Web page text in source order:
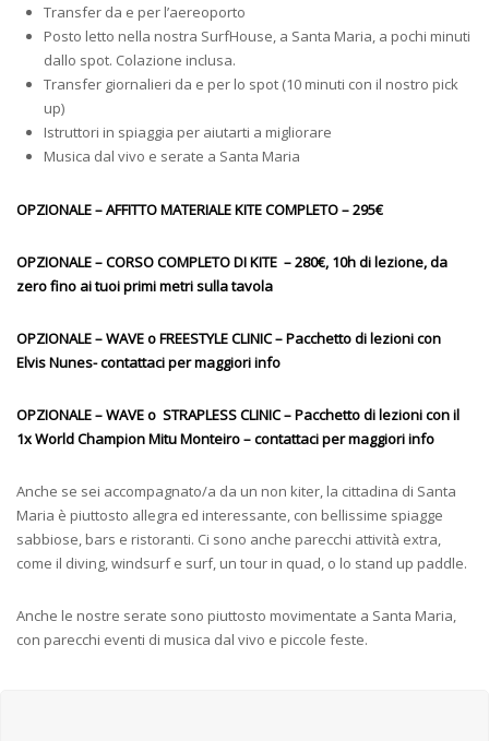
Transfer da e per l’aereoporto
Posto letto nella nostra SurfHouse, a Santa Maria, a pochi minuti
dallo spot. Colazione inclusa.
Transfer giornalieri da e per lo spot (10 minuti con il nostro pick
up)
Istruttori in spiaggia per aiutarti a migliorare
Musica dal vivo e serate a Santa Maria
OPZIONALE – AFFITTO MATERIALE KITE COMPLETO – 295€
OPZIONALE – CORSO COMPLETO DI KITE – 280€, 10h di lezione, da
zero fino ai tuoi primi metri sulla tavola
OPZIONALE – WAVE o FREESTYLE CLINIC – Pacchetto di lezioni con
Elvis Nunes- contattaci per maggiori info
OPZIONALE – WAVE o STRAPLESS CLINIC – Pacchetto di lezioni con il
1x World Champion Mitu Monteiro – contattaci per maggiori info
Anche se sei accompagnato/a da un non kiter, la cittadina di Santa
Maria è piuttosto allegra ed interessante, con bellissime spiagge
sabbiose, bars e ristoranti. Ci sono anche parecchi attività extra,
come il diving, windsurf e surf, un tour in quad, o lo stand up paddle.
Anche le nostre serate sono piuttosto movimentate a Santa Maria,
con parecchi eventi di musica dal vivo e piccole feste.